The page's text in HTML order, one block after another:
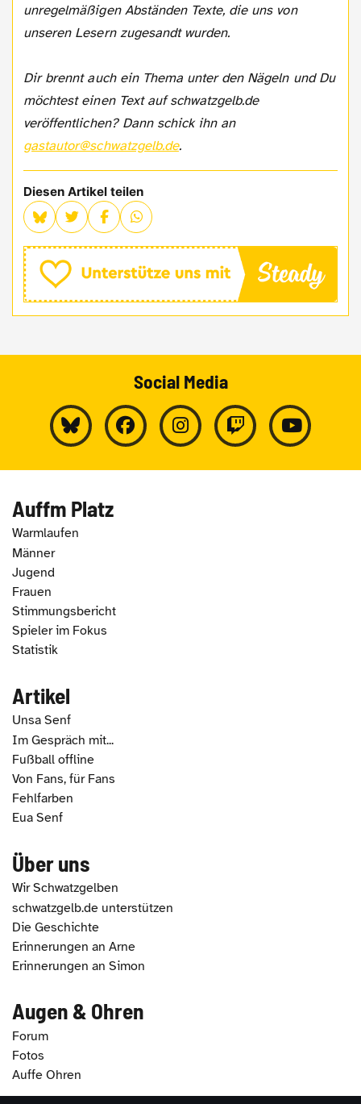
unregelmäßigen Abständen Texte, die uns von
unseren Lesern zugesandt wurden.
Dir brennt auch ein Thema unter den Nägeln und Du
möchtest einen Text auf schwatzgelb.de
veröffentlichen? Dann schick ihn an
gastautor@schwatzgelb.de.
Diesen Artikel teilen
Social Media
Auffm Platz
Warmlaufen
Männer
Jugend
Frauen
Stimmungsbericht
Spieler im Fokus
Statistik
Artikel
Unsa Senf
Im Gespräch mit...
Fußball offline
Von Fans, für Fans
Fehlfarben
Eua Senf
Über uns
Wir Schwatzgelben
schwatzgelb.de unterstützen
Die Geschichte
Erinnerungen an Arne
Erinnerungen an Simon
Augen & Ohren
Forum
Fotos
Auffe Ohren